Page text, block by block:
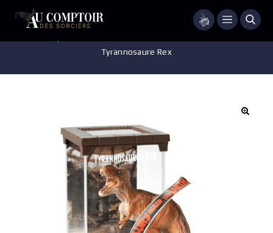
Menu
Tyrannosaure Rex